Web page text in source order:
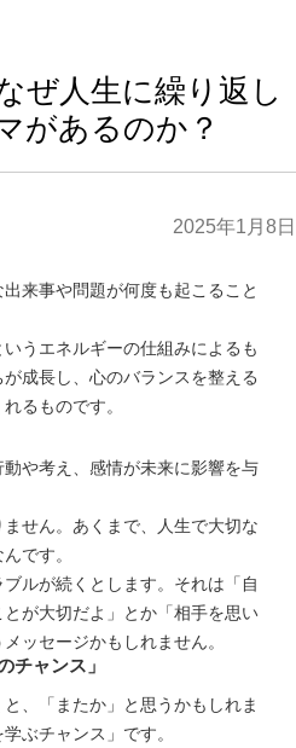
ぜ人生に繰り返し
があるのか？
2025年1月8日
来事や問題が何度も起こること
うエネルギーの仕組みによるも
成長し、心のバランスを整える
るものです。
や考え、感情が未来に影響を与
せん。あくまで、人生で大切な
です。
ルが続くとします。それは「自
が大切だよ」とか「相手を思い
ッセージかもしれません。
チャンス」
、「またか」と思うかもしれま
ぶチャンス」です。